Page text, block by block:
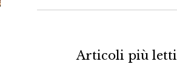
Articoli più letti